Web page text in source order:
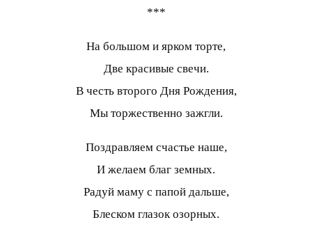
***
На большом и ярком торте,
Две красивые свечи.
В честь второго Дня Рождения,
Мы торжественно зажгли.
Поздравляем счастье наше,
И желаем благ земных.
Радуй маму с папой дальше,
Блеском глазок озорных.